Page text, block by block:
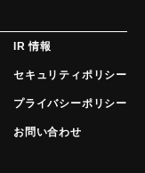
IR 情報
セキュリティポリシー
プライバシーポリシー
お問い合わせ